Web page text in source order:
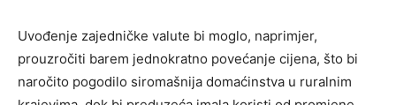
Uvođenje zajedničke valute bi moglo, naprimjer,
prouzročiti barem jednokratno povećanje cijena, što bi
naročito pogodilo siromašnija domaćinstva u ruralnim